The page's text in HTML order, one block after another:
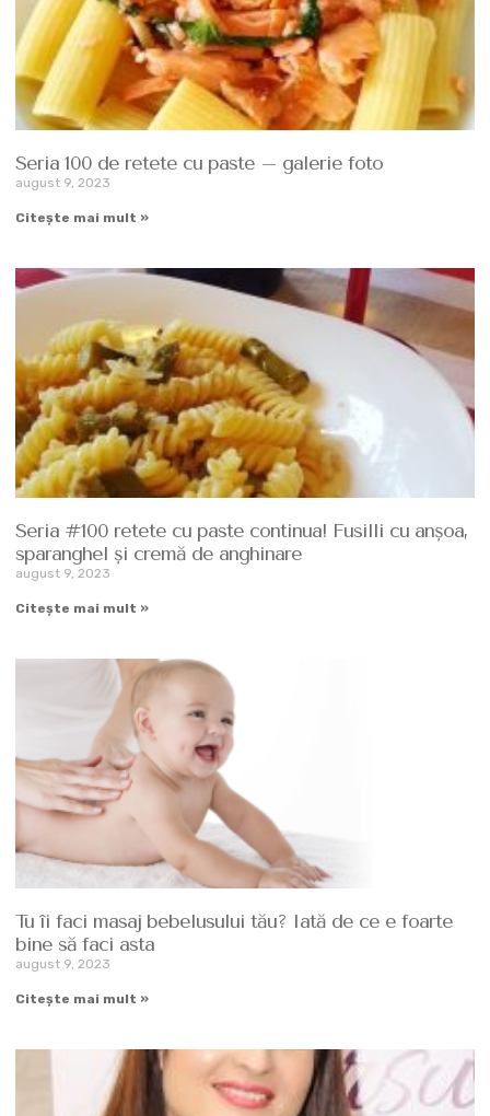
Seria 100 de retete cu paste – galerie foto
august 9, 2023
Citește mai mult »
Seria #100 retete cu paste continua! Fusilli cu anşoa,
sparanghel şi cremă de anghinare
august 9, 2023
Citește mai mult »
Tu îi faci masaj bebelusului tău? Iată de ce e foarte
bine să faci asta
august 9, 2023
Citește mai mult »